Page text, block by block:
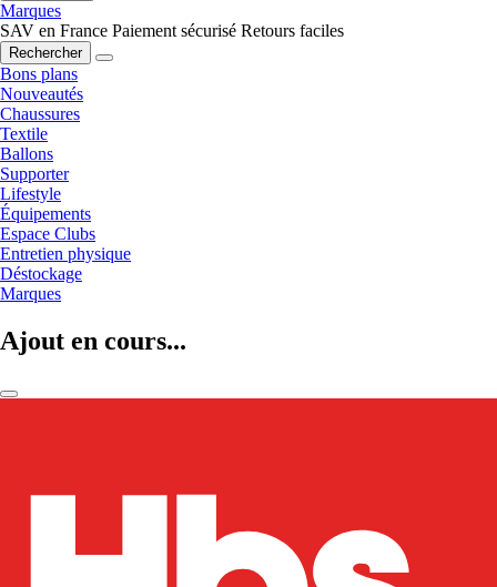
Marques
SAV en France Paiement sécurisé Retours faciles
Rechercher
Bons plans
Nouveautés
Chaussures
Textile
Ballons
Supporter
Lifestyle
Équipements
Espace Clubs
Entretien physique
Déstockage
Marques
Ajout en cours...